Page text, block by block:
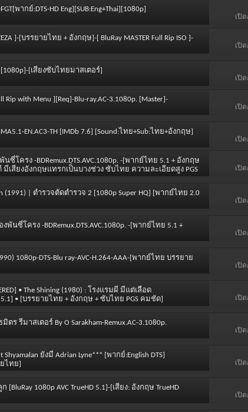
พากย์:DTS-HD Eng][SUB:Eng+Thai][1080p]
เปิ
]-[บรรยายไทย + อังกฤษ]-[ BluRay MASTER Full Rip ISO ]-
เปิ
[1080p]-[เสียงซับไทยมาสเตอร์]
เปิ
with Menu ][Req]-Blu-ray.AC-3.1080p. [Master]-
เปิ
EN.AC3-TH [IMDb 7.6] [Sound:ไทย+Sub:ไทย+อังกฤษ]
เปิ
ซี่โครง -BDRemux.DTS.AVC.1080p. -[พากย์ไทย 5.1 + อังกฤษ
มีเสียงอังกฤษแทรกเป็นบางช่วง ซับไทย ความละเอียดสูง PGS
เปิ
(1991) | ตำรวจตัดตำรวจ 2 [1080p Super HQ] [พากย์ไทย 2.0
เปิ
พันซี่โครง -BDRemux.DTS.AVC.1080p. -[พากย์ไทย 5.1 +
เปิ
1080p-DTS-Blu ray-AVC-H.264-AAA-[พากย์ไทย บรรยาย
เปิ
• The Shining (1980) : โรงแรมผี มีแต่เลือด
5.1] • [บรรยายไทย + อังกฤษ + ซับไทย PGS คมชัด]
เปิ
รีมาสเตอร์ By O Sarakham-Remux.AC-3.1080p.
เปิ
ยังมี Adrian Lyne*** [พากย์:English DTS]
ยไทย]
เปิ
[BluRay 1080p AVC TrueHD 5.1]-[เสียง: อังกฤษ TrueHD
เปิ